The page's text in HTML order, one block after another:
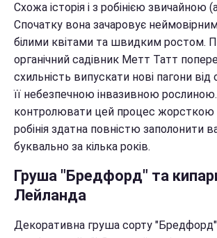
Схожа історія і з робінією звичайною
Спочатку вона зачаровує
білими квітами та швидким ростом.
органічний садівник Метт Татт
схильність випускати нові пагони
її небезпечною інвазивною
контролювати цей процес жорсткою
робінія здатна повністю заполонити
буквально за кілька років.
Груша "Бредфорд" та
Лейланда
Декоративна груша сорту